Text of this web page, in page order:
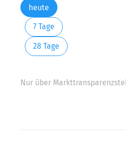
heute
7 Tage
28 Tage
Nur über